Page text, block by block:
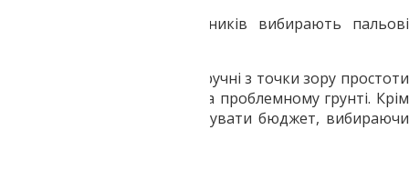
Чому все більше будівельників вибирають пальові
Пальові фундаменти дуже зручні з точки зору простоти
їх монтажу і ефективності на проблемному грунті. Крім
того, можна істотно коректувати бюджет, вибираючи